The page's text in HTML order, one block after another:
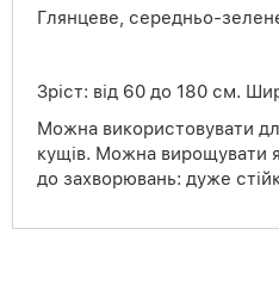
Глянцеве, середньо-
Зріст: від 60 до 180 см.
Можна використовувати
кущів. Можна вирощувати
до захворювань: дуже